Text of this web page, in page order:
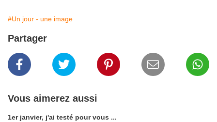
#Un jour - une image
Partager
Vous aimerez aussi
1er janvier, j'ai testé pour vous ...